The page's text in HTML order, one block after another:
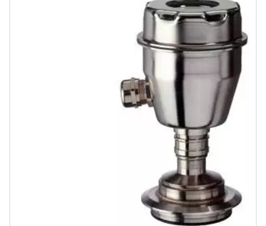
Einkammermessgehaeuse,
Beschriftung des Typenschildes in